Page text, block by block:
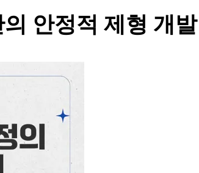
안정적 제형 개발